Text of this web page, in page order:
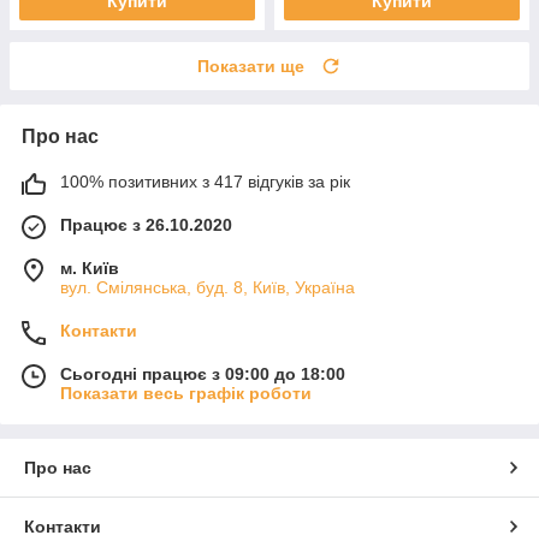
Показати ще
Про нас
100% позитивних з 417 відгуків за рік
Працює з 26.10.2020
м. Київ
вул. Смілянська, буд. 8, Київ, Україна
Контакти
Сьогодні працює з 09:00 до 18:00
Показати весь графік роботи
Про нас
Контакти